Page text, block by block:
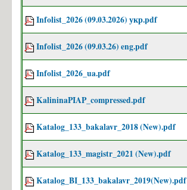
Infolist_2026 (09.03.2026) укр.pdf
Infolist_2026 (09.03.26) eng.pdf
Infolist_2026_ua.pdf
KalininaPIAP_compressed.pdf
Katalog_133_bakalavr_2018 (New).pdf
Katalog_133_magistr_2021 (New).pdf
Katalog_BI_133_bakalavr_2019(New).pdf